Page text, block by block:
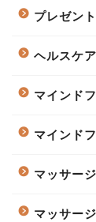
プレゼント
ヘルスケア
マインド
マインド
マッサー
マッサー